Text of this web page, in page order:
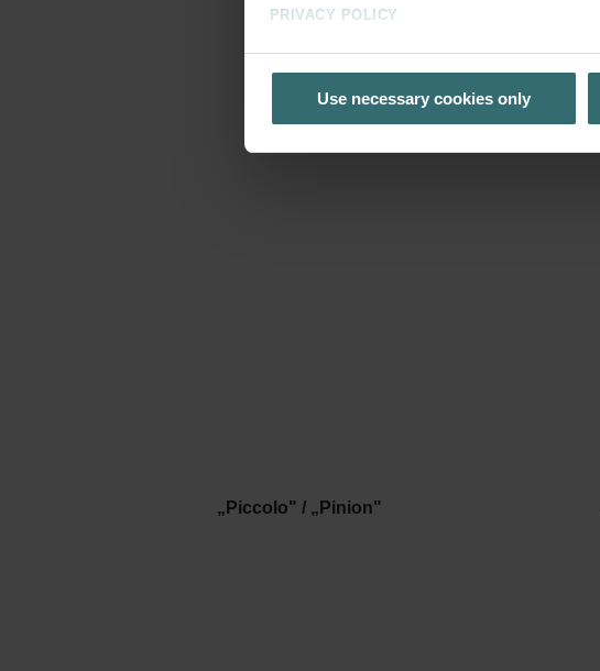
PRIVACY POLICY
Use necessary cookies only
„Piccolo" / „Pinion"